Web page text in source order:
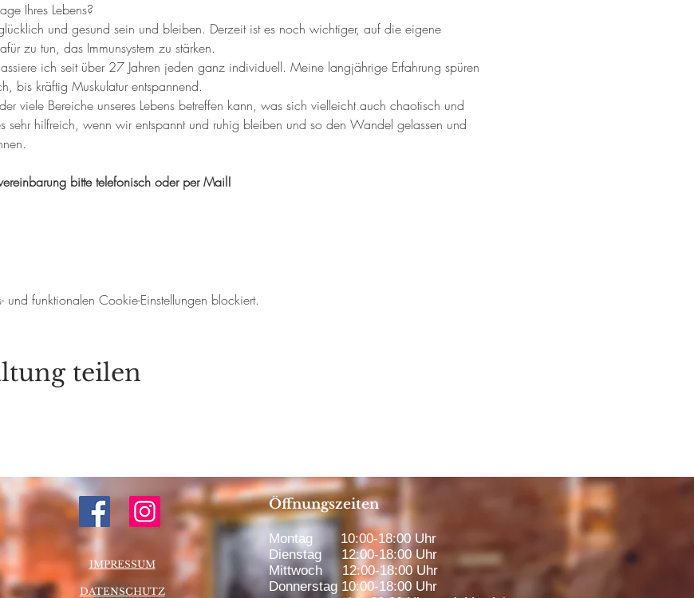
Ihres Lebens?
und gesund sein und bleiben. Derzeit ist es noch wichtiger, auf die eigene
zu tun, das Immunsystem zu stärken.
ich seit über 27 Jahren jeden ganz individuell. Meine langjährige Erfahrung spüren
bis kräftig Muskulatur entspannend.
viele Bereiche unseres Lebens betreffen kann, was sich vielleicht auch chaotisch und
sehr hilfreich, wenn wir entspannt und ruhig bleiben und so den Wandel gelassen und
bitte telefonisch oder per Mail!
funktionalen Cookie-Einstellungen blockiert.
teilen
IMPRESSUM
DATENSCHUTZ
Öffnungszeiten
Montag 10:00-18:00 Uhr
Dienstag 12:00-18:00 Uhr
Mittwoch 12:00-18:00 Uhr
Donnerstag 10:00-18:00 Uhr